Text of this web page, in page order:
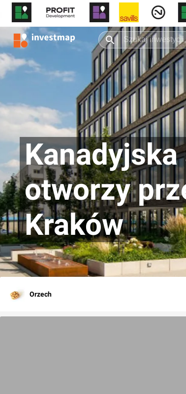
otworzy
Kraków
Orzech